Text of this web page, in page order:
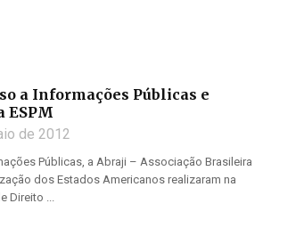
a Informações Públicas e
ESPM
de 2012
Públicas, a Abraji – Associação Brasileira
dos Estados Americanos realizaram na
Direito ...